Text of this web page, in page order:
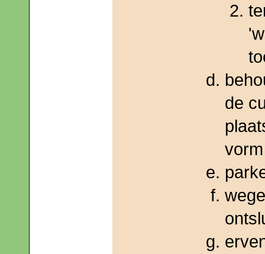
de